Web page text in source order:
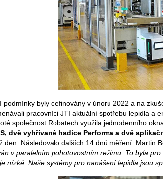
podmínky byly definovány v únoru 2022 a na
pracovníci JTI aktuální spotřebu lepidla a
společnost Robatech využila jednodenního
dvě vyhřívané hadice Performa a dvě
den. Následovalo dalších 14 dnů měření. Martin
v paralelním pohotovostním režimu. To byla
nízké. Naše systémy pro nanášení lepidla jsou